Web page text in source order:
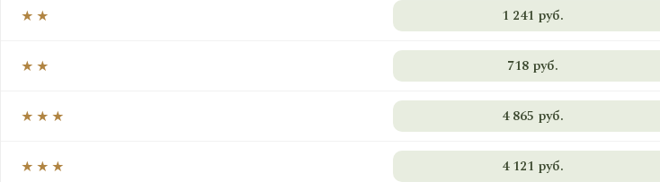
★★ 1 241 руб.
★★ 718 руб.
★★★ 4 865 руб.
★★★ 4 121 руб.